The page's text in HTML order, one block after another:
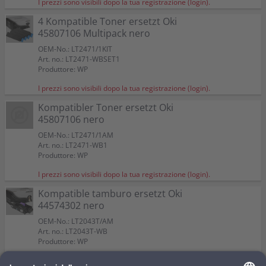
I prezzi sono visibili dopo la tua registrazione (login).
4 Kompatible Toner ersetzt Oki
45807106 Multipack nero
OEM-No.: LT2471/1KIT
Art. no.: LT2471-WBSET1
Produttore: WP
I prezzi sono visibili dopo la tua registrazione (login).
Kompatibler Toner ersetzt Oki
45807106 nero
OEM-No.: LT2471/1AM
Art. no.: LT2471-WB1
Produttore: WP
I prezzi sono visibili dopo la tua registrazione (login).
Kompatible tamburo ersetzt Oki
44574302 nero
OEM-No.: LT2043T/AM
Art. no.: LT2043T-WB
Produttore: WP